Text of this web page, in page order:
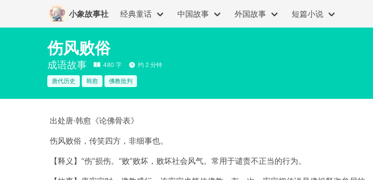
小象故事社 经典童话 中国故事 外国故事 短篇小说
伤风败俗
成语故事 480 字 约 2 分钟
唐代历史 韩愈 佛教批判
出处唐·韩愈《论佛骨表》
伤风败俗，传笑四方，非细事也。
【释义】“伤”损伤。“败”败坏，败坏社会风气。常用于谴责不正当的行为。